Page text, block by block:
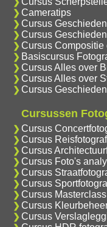
Cameratips
Cursus
Cursus
Cursus Compositie
Basiscursus
Cursus Alles over
Cursus Alles over
Cursus
Cursussen
Cursus
Cursus
Cursus
Cursus Foto's
Cursus
Cursus
Cursus
Cursus
Cursus